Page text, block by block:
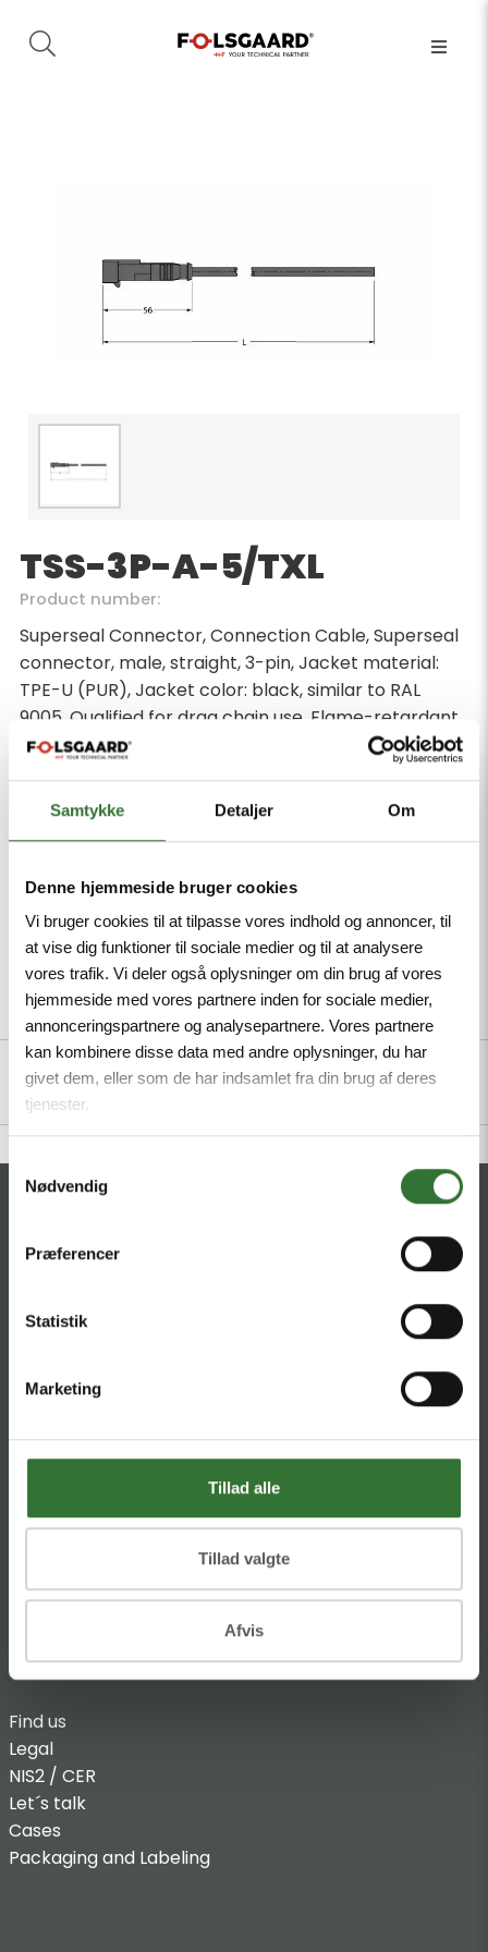
Samtykke Detaljer Om
Denne hjemmeside bruger cookies
Vi bruger cookies til at tilpasse vores indhold og annoncer, til
at vise dig funktioner til sociale medier og til at analysere
vores trafik. Vi deler også oplysninger om din brug af vores
hjemmeside med vores partnere inden for sociale medier,
annonceringspartnere og analysepartnere. Vores partnere
kan kombinere disse data med andre oplysninger, du har
givet dem, eller som de har indsamlet fra din brug af deres
tjenester.
Samtykkevalg
Nødvendig
Præferencer
Statistik
Marketing
Tillad alle
Tillad valgte
Afvis
TSS-3P-A-5/TXL
Product number:
Superseal Connector, Connection Cable, Superseal
connector, male, straight, 3-pin, Jacket material:
TPE-U (PUR), Jacket color: black, similar to RAL
9005, Qualified for drag chain use, Flame-retardant
acc. to cULus 20549, Halogen-free acc. DIN VDE
0472 part 815, Approval: cULus, RoHS-compliant,
Protection classes IP67/IP69K, Cable length 5 m
Minimum order quantity: 1
Description Specifications Files
CONTACT
HQ:Hans Følsgaard A/S
DK-4600 Køge
DK-8680 RY
+45 4320 8600
denmark@folsgaard.com
INFO
Find us
Legal
NIS2 / CER
Let´s talk
Cases
Packaging and Labeling